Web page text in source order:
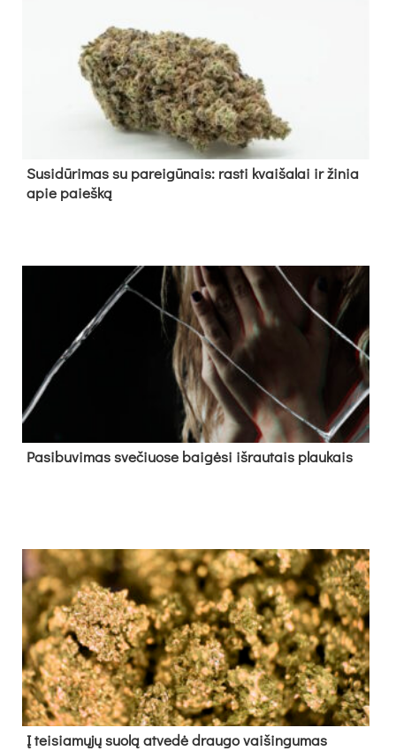
Su­si­dū­ri­mas su pa­rei­gū­nais: ras­ti kvai­ša­lai ir ži­nia
apie paieš­ką
Pa­si­bu­vi­mas sve­čiuo­se bai­gė­si iš­rau­tais plau­kais
Į tei­sia­mų­jų suo­lą at­ve­dė drau­go vai­šin­gu­mas